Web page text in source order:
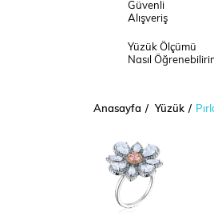
Güvenli
Alışveriş
Yüzük Ölçümü
Nasıl
Anasayfa Yüzük